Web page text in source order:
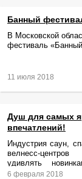
Банный
В Московской
фестиваль
11 июля 2018
Душ для самых
впечатлений!
Индустрия саун,
велнесс-
удивлять
релаксации и ухода
6 февраля 2018